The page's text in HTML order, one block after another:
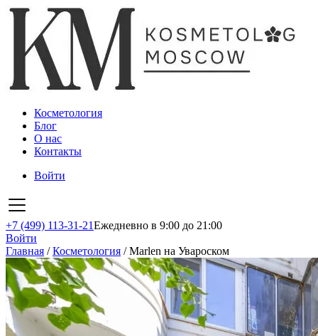
Косметология
Блог
О нас
Контакты
Войти
+7 (499) 113-31-21Ежедневно в 9:00 до 21:00
Войти
Главная /Косметология /Marlen на Увароском